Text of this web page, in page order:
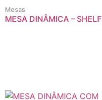
Mesas
MESA DINÂMICA – SHELF